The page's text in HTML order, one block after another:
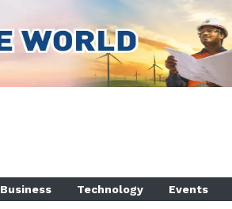
Business Technology Events